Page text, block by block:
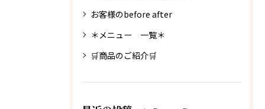
お客様のbefore after
＊メニュー 一覧＊
🛒商品のご紹介🛒